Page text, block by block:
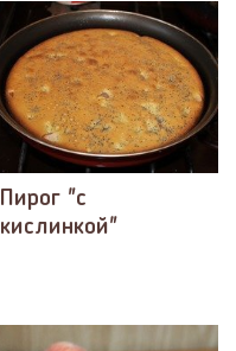
Пирог "с
кислинкой"